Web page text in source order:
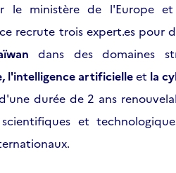
le ministère de l'Europe et
recrute trois expert.es pour
dans des domaines
l'intelligence artificielleet la
durée de 2 ans
et